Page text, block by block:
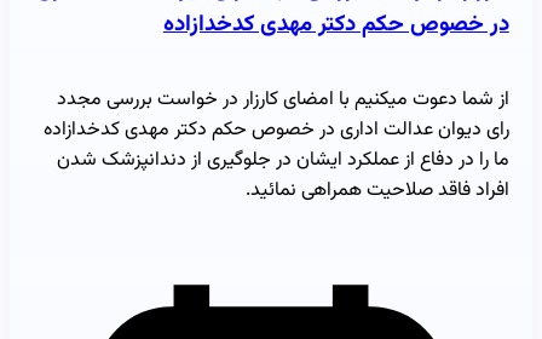
در خصوص حکم دکتر مهدی کدخدازاده
از شما دعوت میکنیم با امضای کارزار در خواست بررسی مجدد
رای دیوان عدالت اداری در خصوص حکم دکتر مهدی کدخدازاده
ما را در دفاع از عملکرد ایشان در جلوگیری از دندانپزشک شدن
افراد فاقد صلاحیت همراهی نمائید.